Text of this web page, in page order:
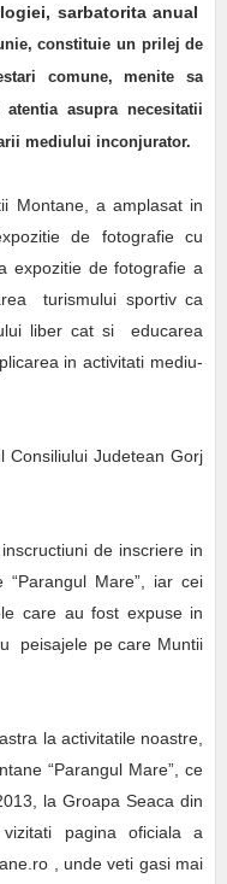
sarbatorita anual
constituie un prilej de
comune, menite sa
atentia asupra necesitatii
mediului inconjurator.
Montane, a amplasat in
de fotografie cu
expozitie de fotografie a
turismului sportiv ca
liber cat si educarea
in activitati mediu-
Consiliului Judetean Gorj
de inscriere in
“Parangul Mare” , iar cei
care au fost expuse in
peisajele pe care Muntii
la activitatile noastre,
“Parangul Mare”, ce
la Groapa Seaca din
pagina oficiala a
, unde veti gasi mai